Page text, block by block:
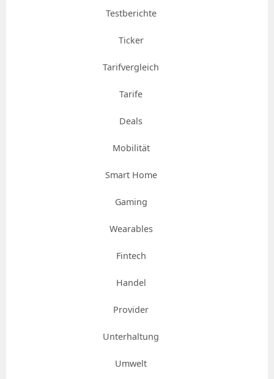
Testberichte
Ticker
Tarifvergleich
Tarife
Deals
Mobilität
Smart Home
Gaming
Wearables
Fintech
Handel
Provider
Unterhaltung
Umwelt